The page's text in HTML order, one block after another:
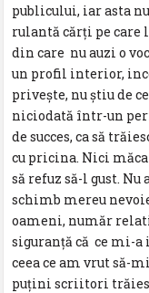
publicului, iar asta
rulantă cărți pe
din care nu auzi o
un profil interior,
privește, nu știu de
niciodată într-un
de succes, ca să
cu pricina. Nici
să refuz să-l gust.
schimb mereu
oameni, număr
siguranță că ce mi-
ceea ce am vrut să-
puțini scriitori